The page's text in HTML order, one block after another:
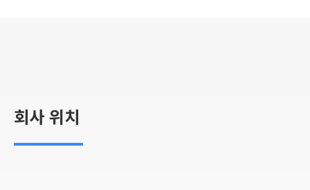
회사 위치